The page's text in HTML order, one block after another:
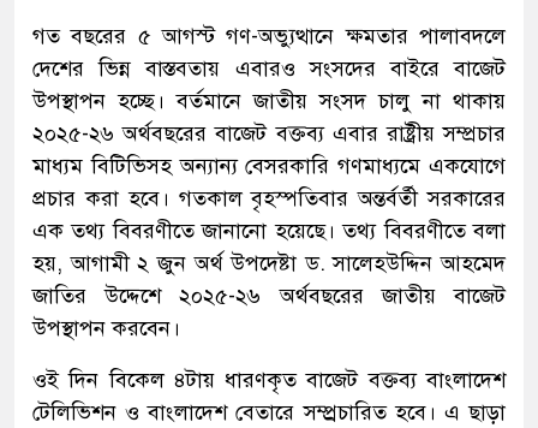
গত বছরের ৫ আগস্ট গণ-অভ্যুত্থানে ক্ষমতার পালাবদলে
দেশের ভিন্ন বাস্তবতায় এবারও সংসদের বাইরে বাজেট
উপস্থাপন হচ্ছে। বর্তমানে জাতীয় সংসদ চালু না থাকায়
২০২৫-২৬ অর্থবছরের বাজেট বক্তব্য এবার রাষ্ট্রীয় সম্প্রচার
মাধ্যম বিটিভিসহ অন্যান্য বেসরকারি গণমাধ্যমে একযোগে
প্রচার করা হবে। গতকাল বৃহস্পতিবার অন্তর্বর্তী সরকারের
এক তথ্য বিবরণীতে জানানো হয়েছে। তথ্য বিবরণীতে বলা
হয়, আগামী ২ জুন অর্থ উপদেষ্টা ড. সালেহউদ্দিন আহমেদ
জাতির উদ্দেশে ২০২৫-২৬ অর্থবছরের জাতীয় বাজেট
উপস্থাপন করবেন।
ওই দিন বিকেল ৪টায় ধারণকৃত বাজেট বক্তব্য বাংলাদেশ
টেলিভিশন ও বাংলাদেশ বেতারে সম্প্র্রচারিত হবে। এ ছাড়া